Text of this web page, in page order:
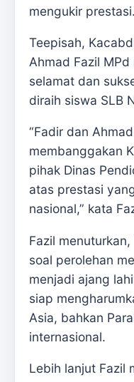
mengukir prestasi.
Teepisah,
Ahmad Fazil
selamat dan
diraih siswa SLB
“Fadir dan
membanggakan
pihak Dinas
atas prestasi
nasional,” kata
Fazil menuturkan,
soal perolehan
menjadi ajang
siap
Asia, bahkan
internasional.
Lebih lanjut Fazil